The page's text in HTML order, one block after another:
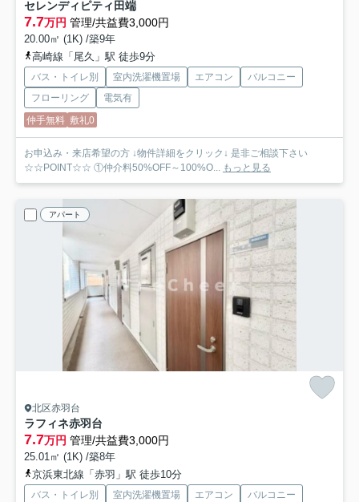
セレンディピティ田端
7.7万円 管理/共益費3,000円
20.00㎡ (1K) /築9年
高崎線「尾久」駅 徒歩9分
バス・トイレ別 室内洗濯機置場 エアコン
バルコニー
フローリング
電気有
仲手無料 敷礼0
お申込み・来店希望の方 ↓物件詳細をクリック↓ 是非ご相談下さい
☆☆POINT☆☆ ①仲介料50%OFF～100%O... もっと見る
アパート
北区赤羽台
ラフィネ赤羽台
7.7万円 管理/共益費3,000円
25.01㎡ (1K) /築8年
京浜東北線「赤羽」駅 徒歩10分
バス・トイレ別 室内洗濯機置場 エアコン
バルコニー